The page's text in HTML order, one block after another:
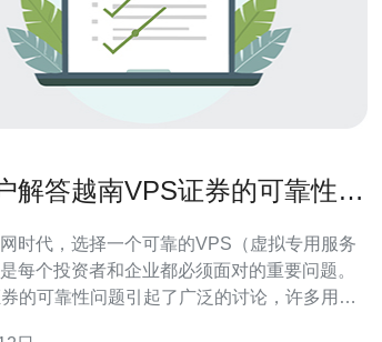
解答越南VPS证券的可靠性问
时代，选择一个可靠的VPS（虚拟专用服务
每个投资者和企业都必须面对的重要问题。
的可靠性问题引起了广泛的讨论，许多用户